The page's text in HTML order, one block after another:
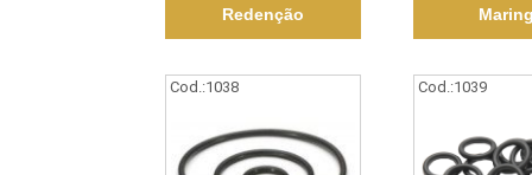
Redenção
Cod.:1038 Cod.:1039